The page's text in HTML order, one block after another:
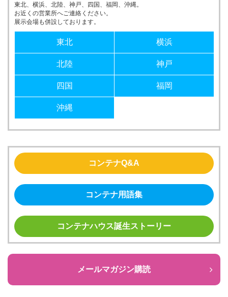
東北、横浜、北陸、神戸、四国、福岡、沖縄。
お近くの営業所へご連絡ください。
展示会場も併設しております。
東北 横浜
北陸 神戸
四国 福岡
沖縄
コンテナQ&A
コンテナ用語集
コンテナハウス誕生ストーリー
メールマガジン購読